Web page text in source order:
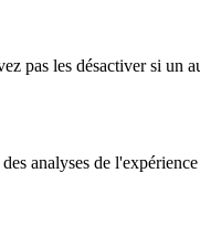
pas les désactiver si un
analyses de